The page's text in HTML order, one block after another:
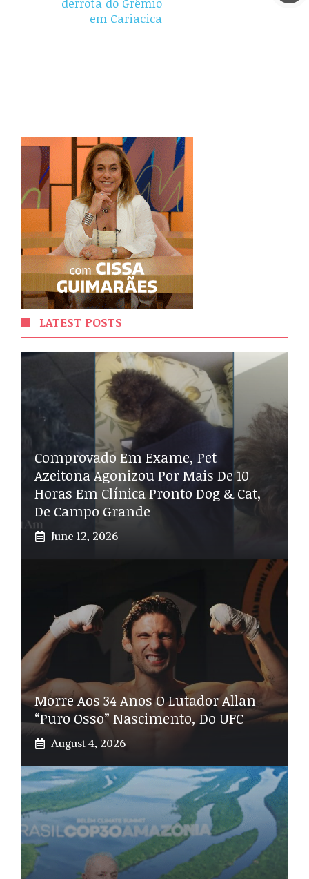
derrota do Grêmio
em Cariacica
LATEST POSTS
Comprovado Em Exame, Pet
Azeitona Agonizou Por Mais De 10
Horas Em Clínica Pronto Dog & Cat,
De Campo Grande
June 12, 2026
Morre Aos 34 Anos O Lutador Allan
“Puro Osso” Nascimento, Do UFC
August 4, 2026